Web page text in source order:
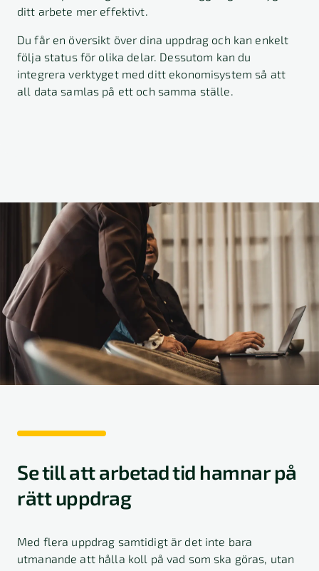
ditt arbete mer effektivt.
Du får en översikt över dina uppdrag och kan enkelt
följa status för olika delar. Dessutom kan du
integrera verktyget med ditt ekonomisystem så att
all data samlas på ett och samma ställe.
Se till att arbetad tid hamnar på
rätt uppdrag
Med flera uppdrag samtidigt är det inte bara
utmanande att hålla koll på vad som ska göras, utan